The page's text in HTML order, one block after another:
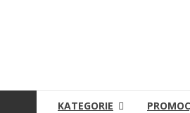
KATEGORIE